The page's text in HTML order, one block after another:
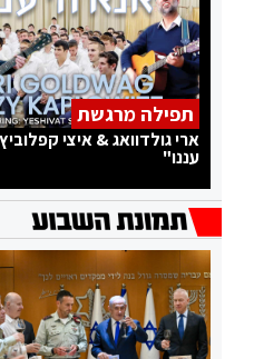
תפילה מרגשת
ארי גולדוואג & איצי
עננו"